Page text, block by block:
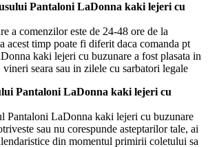
Pantaloni LaDonna kaki lejeri cu
a comenzilor este de 24-48 ore de la
acest timp poate fi diferit daca comanda pt
kaki lejeri cu buzunare a fost plasata in
seara sau in zilele cu sarbatori legale
Pantaloni LaDonna kaki lejeri cu
Pantaloni LaDonna kaki lejeri cu buzunare
sau nu corespunde asteptarilor tale, ai
din momentul primirii coletului sa